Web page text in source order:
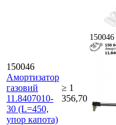
150046
Амортизатор
газовий
11.8407010-
30 (L=450,
упор капота)
≥ 1
356,70
150046